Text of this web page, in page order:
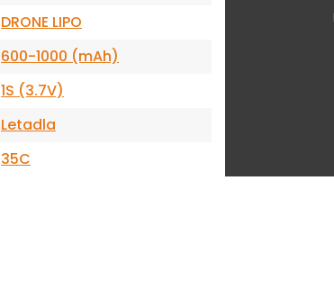
DRONE LIPO
600-1000 (mAh)
1S (3.7V)
Letadla
35C